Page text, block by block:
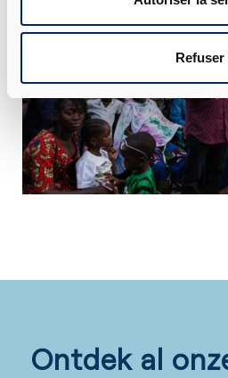
Refuser
Ontdek al